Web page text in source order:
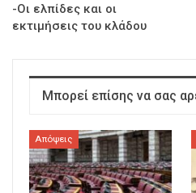
-Οι ελπίδες και οι
εκτιμήσεις του κλάδου
Μπορεί επίσης να σας
Απόψεις